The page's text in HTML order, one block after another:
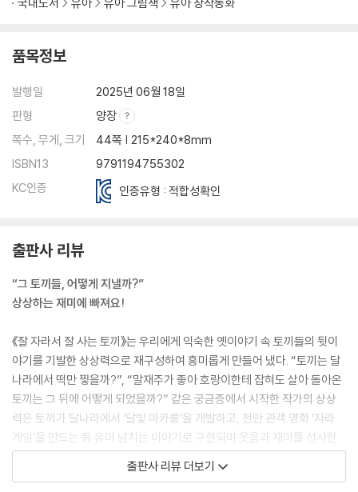
품목정보
발행일
2025년 06월 18일
판형
양장
쪽수, 무게, 크기
44쪽 | 215*240*8mm
ISBN13
9791194755302
KC인증
인증유형 : 적합성확인
출판사 리뷰
“그 토끼들, 어떻게 지낼까?”
상상하는 재미에 빠져요!
《잘 자라서 잘 사는 토끼》는 우리에게 익숙한 옛이야기 속 토끼들의 뒷이
야기를 기발한 상상력으로 재구성하여 흥미롭게 만들어 냈다. “토끼는 달
나라에서 떡만 찧을까?”, “말재주가 좋아 호랑이한테 잡혀도 살아 돌아온
토끼는 그 뒤에 어떻게 되었을까?” 같은 궁금증에서 시작한 작가의 상상
력은 토끼가 달나라에서 ‘달빛 마카롱’을 개발하고, 천만 관객 영화 ‘자라
게임’을 만드는 등 유머 넘치는 이야기로 구현되며 웃음과 재미를 선사한
다.
출판사 리뷰 더보기